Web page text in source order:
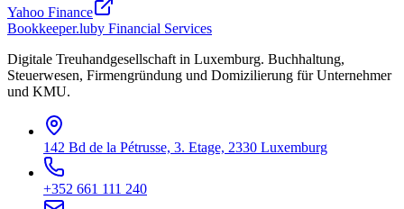
Yahoo Finance
Bookkeeper.luby Financial Services
Digitale Treuhandgesellschaft in Luxemburg. Buchhaltung,
Steuerwesen, Firmengründung und Domizilierung für Unternehmer
und KMU.
142 Bd de la Pétrusse, 3. Etage, 2330 Luxemburg
+352 661 111 240